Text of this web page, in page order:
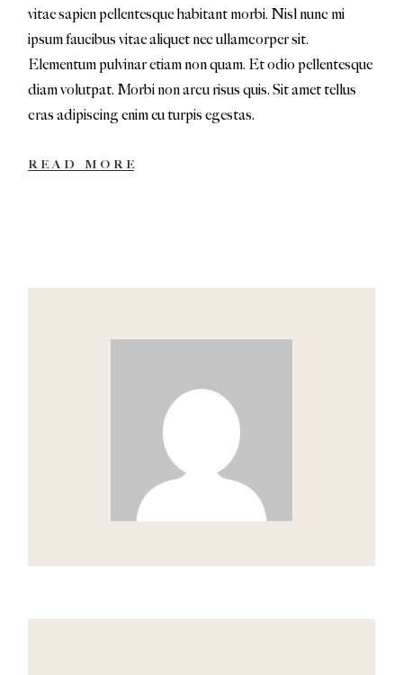
vitae sapien pellentesque habitant morbi. Nisl nunc mi
ipsum faucibus vitae aliquet nec ullamcorper sit.
Elementum pulvinar etiam non quam. Et odio pellentesque
diam volutpat. Morbi non arcu risus quis. Sit amet tellus
cras adipiscing enim eu turpis egestas.
READ MORE